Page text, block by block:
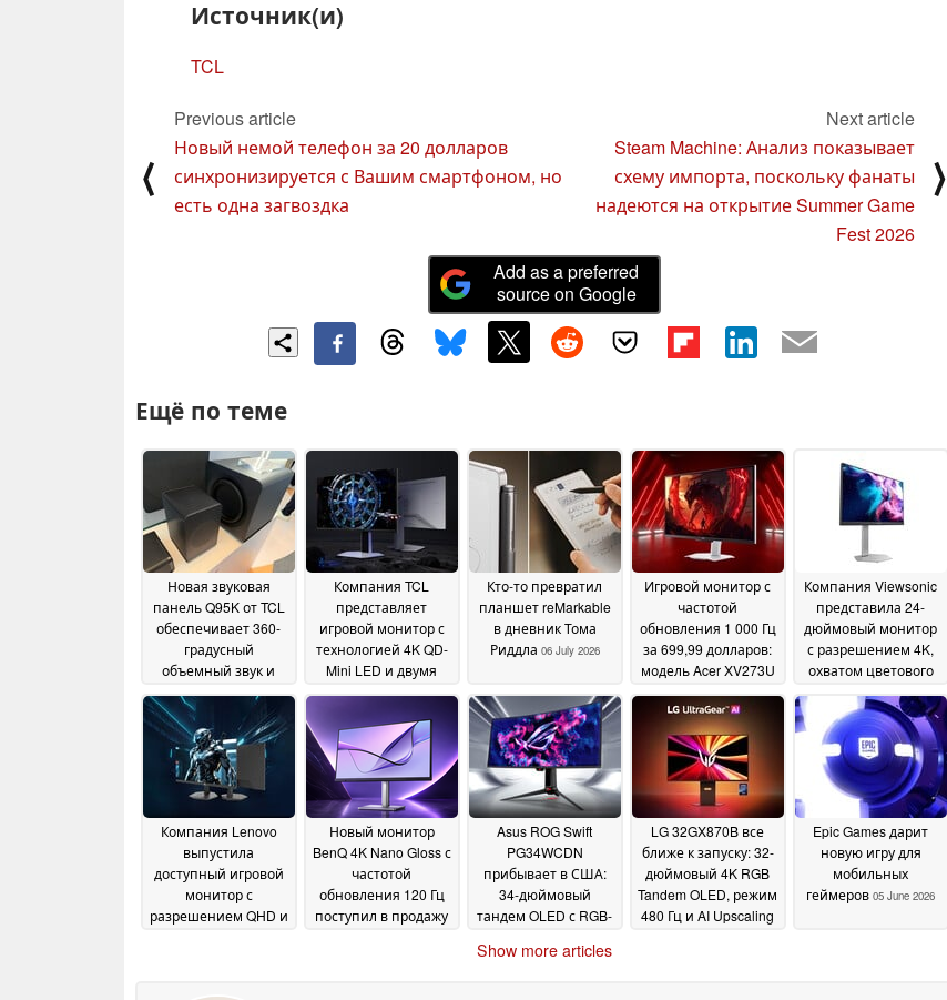
Источник(и)
TCL
⟨
Previous article
Новый немой телефон за 20 долларов
синхронизируется с Вашим смартфоном, но
есть одна загвоздка
Next article
Steam Machine: Анализ показывает
схему импорта, поскольку фанаты
надеются на открытие Summer Game
Fest 2026
⟩
Add as a preferred
source on Google
Ещё по теме
Новая звуковая
панель Q95K от TCL
обеспечивает 360-
градусный
объемный звук и
Olufsen
27 July 2026
Компания TCL
представляет
игровой монитор с
технологией 4K QD-
Mini LED и двумя
частота обновления
которого достигает
320 Гц09 July 2026
Кто-то превратил
планшет reMarkable
в дневник Тома
Риддла 06 July 2026
Игровой монитор с
частотой
обновления 1 000 Гц
за 699,99 долларов:
модель Acer XV273U
продажу в Северной
Америке с
двухрежимным
дисплеем QHD с
частотой
обновления 540 Гц01
July 2026
Компания Viewsonic
представила 24-
дюймовый монитор
с разрешением 4K,
охватом цветового
100 % и частотой
обновления 160 Гц22
June 2026
Компания Lenovo
выпустила
доступный игровой
монитор с
разрешением QHD и
Новый монитор
BenQ 4K Nano Gloss с
частотой
обновления 120 Гц
поступил в продажу
Asus ROG Swift
PG34WCDN
прибывает в США:
34-дюймовый
тандем OLED с RGB-
360 Гц10 June 2026
LG 32GX870B все
ближе к запуску: 32-
дюймовый 4K RGB
Tandem OLED, режим
480 Гц и AI Upscaling
Epic Games дарит
новую игру для
мобильных
геймеров 05 June 2026
Show more articles